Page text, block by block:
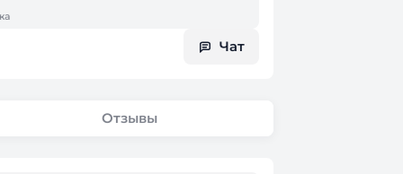
Чат
Отзывы